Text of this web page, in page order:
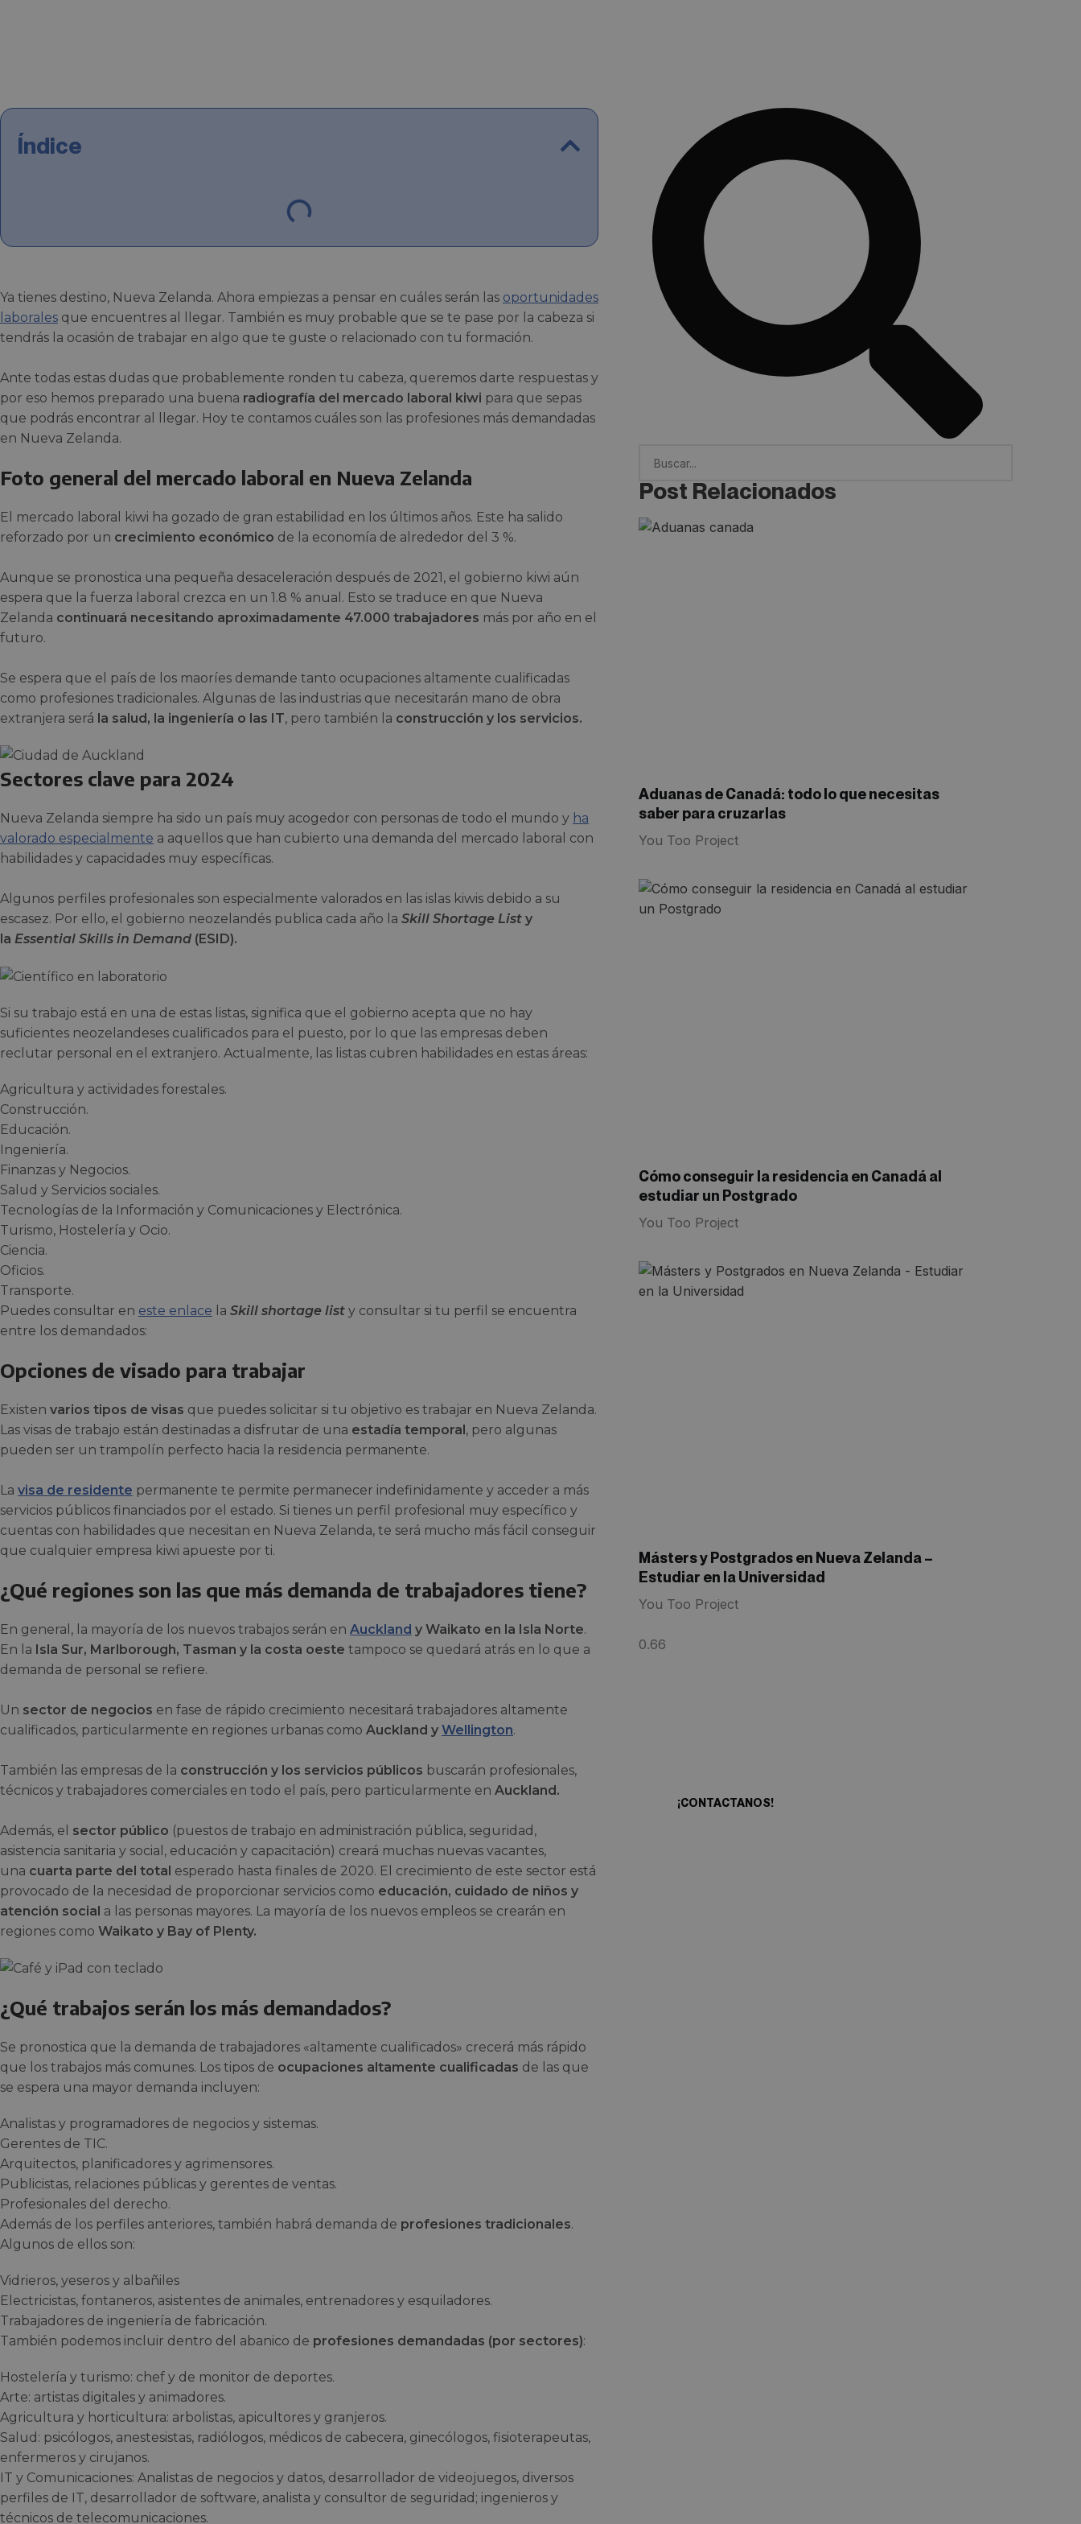
Índice
Ya tienes destino, Nueva Zelanda. Ahora empiezas a pensar en cuáles serán las oportunidades
laborales que encuentres al llegar. También es muy probable que se te pase por la cabeza si
tendrás la ocasión de trabajar en algo que te guste o relacionado con tu formación.
Ante todas estas dudas que probablemente ronden tu cabeza, queremos darte respuestas y
por eso hemos preparado una buena radiografía del mercado laboral kiwi para que sepas
que podrás encontrar al llegar. Hoy te contamos cuáles son las profesiones más demandadas
en Nueva Zelanda.
Foto general del mercado laboral en Nueva Zelanda
El mercado laboral kiwi ha gozado de gran estabilidad en los últimos años. Este ha salido
reforzado por un crecimiento económico de la economía de alrededor del 3 %.
Aunque se pronostica una pequeña desaceleración después de 2021, el gobierno kiwi aún
espera que la fuerza laboral crezca en un 1.8 % anual. Esto se traduce en que Nueva
Zelanda continuará necesitando aproximadamente 47.000 trabajadores más por año en el
futuro.
Se espera que el país de los maoríes demande tanto ocupaciones altamente cualificadas
como profesiones tradicionales. Algunas de las industrias que necesitarán mano de obra
extranjera será la salud, la ingeniería o las IT, pero también la construcción y los servicios.
Sectores clave para 2024
Nueva Zelanda siempre ha sido un país muy acogedor con personas de todo el mundo y ha
valorado especialmente a aquellos que han cubierto una demanda del mercado laboral con
habilidades y capacidades muy específicas.
Algunos perfiles profesionales son especialmente valorados en las islas kiwis debido a su
escasez. Por ello, el gobierno neozelandés publica cada año la Skill Shortage List y
la Essential Skills in Demand (ESID).
Si su trabajo está en una de estas listas, significa que el gobierno acepta que no hay
suficientes neozelandeses cualificados para el puesto, por lo que las empresas deben
reclutar personal en el extranjero. Actualmente, las listas cubren habilidades en estas áreas:
Agricultura y actividades forestales.
Construcción.
Educación.
Ingeniería.
Finanzas y Negocios.
Salud y Servicios sociales.
Tecnologías de la Información y Comunicaciones y Electrónica.
Turismo, Hostelería y Ocio.
Ciencia.
Oficios.
Transporte.
Puedes consultar en este enlace la Skill shortage list y consultar si tu perfil se encuentra
entre los demandados:
Opciones de visado para trabajar
Existen varios tipos de visas que puedes solicitar si tu objetivo es trabajar en Nueva Zelanda.
Las visas de trabajo están destinadas a disfrutar de una estadía temporal, pero algunas
pueden ser un trampolín perfecto hacia la residencia permanente.
La visa de residente permanente te permite permanecer indefinidamente y acceder a más
servicios públicos financiados por el estado. Si tienes un perfil profesional muy específico y
cuentas con habilidades que necesitan en Nueva Zelanda, te será mucho más fácil conseguir
que cualquier empresa kiwi apueste por ti.
¿Qué regiones son las que más demanda de trabajadores tiene?
En general, la mayoría de los nuevos trabajos serán en Auckland y Waikato en la Isla Norte.
En la Isla Sur, Marlborough, Tasman y la costa oeste tampoco se quedará atrás en lo que a
demanda de personal se refiere.
Un sector de negocios en fase de rápido crecimiento necesitará trabajadores altamente
cualificados, particularmente en regiones urbanas como Auckland y Wellington.
También las empresas de la construcción y los servicios públicos buscarán profesionales,
técnicos y trabajadores comerciales en todo el país, pero particularmente en Auckland.
Además, el sector público (puestos de trabajo en administración pública, seguridad,
asistencia sanitaria y social, educación y capacitación) creará muchas nuevas vacantes,
una cuarta parte del total esperado hasta finales de 2020. El crecimiento de este sector está
provocado de la necesidad de proporcionar servicios como educación, cuidado de niños y
atención social a las personas mayores. La mayoría de los nuevos empleos se crearán en
regiones como Waikato y Bay of Plenty.
¿Qué trabajos serán los más demandados?
Se pronostica que la demanda de trabajadores «altamente cualificados» crecerá más rápido
que los trabajos más comunes. Los tipos de ocupaciones altamente cualificadas de las que
se espera una mayor demanda incluyen:
Analistas y programadores de negocios y sistemas.
Gerentes de TIC.
Arquitectos, planificadores y agrimensores.
Publicistas, relaciones públicas y gerentes de ventas.
Profesionales del derecho.
Además de los perfiles anteriores, también habrá demanda de profesiones tradicionales.
Algunos de ellos son:
Vidrieros, yeseros y albañiles
Electricistas, fontaneros, asistentes de animales, entrenadores y esquiladores.
Trabajadores de ingeniería de fabricación.
También podemos incluir dentro del abanico de profesiones demandadas (por sectores):
Hostelería y turismo: chef y de monitor de deportes.
Arte: artistas digitales y animadores.
Agricultura y horticultura: arbolistas, apicultores y granjeros.
Salud: psicólogos, anestesistas, radiólogos, médicos de cabecera, ginecólogos, fisioterapeutas,
enfermeros y cirujanos.
IT y Comunicaciones: Analistas de negocios y datos, desarrollador de videojuegos, diversos
perfiles de IT, desarrollador de software, analista y consultor de seguridad; ingenieros y
técnicos de telecomunicaciones.
Post Relacionados
Aduanas de Canadá: todo lo que necesitas
saber para cruzarlas
You Too Project
Cómo conseguir la residencia en Canadá al
estudiar un Postgrado
You Too Project
Másters y Postgrados en Nueva Zelanda –
Estudiar en la Universidad
You Too Project
¡CONTACTANOS!